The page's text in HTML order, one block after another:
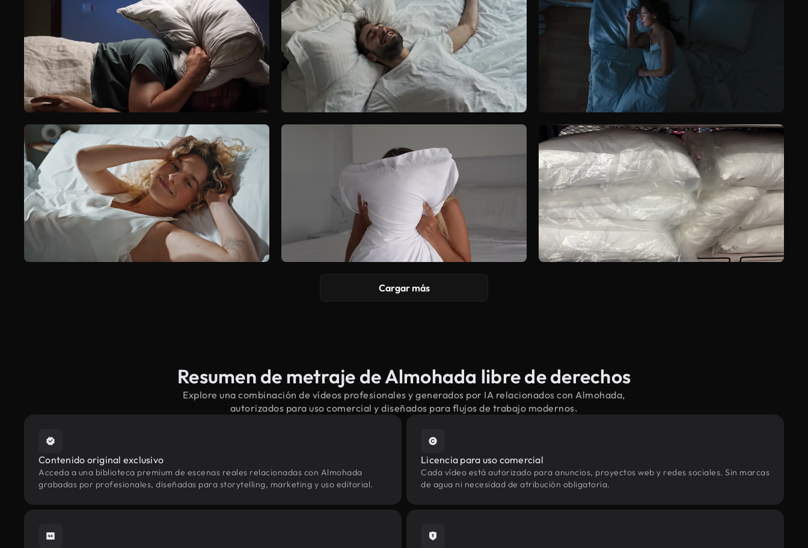
Cargar más
Resumen de metraje de Almohada libre de derechos
Explore una combinación de vídeos profesionales y generados por IA relacionados con Almohada,
autorizados para uso comercial y diseñados para flujos de trabajo modernos.
Contenido original exclusivo
Acceda a una biblioteca premium de escenas reales relacionadas con Almohada
grabadas por profesionales, diseñadas para storytelling, marketing y uso editorial.
Licencia para uso comercial
Cada vídeo está autorizado para anuncios, proyectos web y redes sociales. Sin marcas
de agua ni necesidad de atribución obligatoria.